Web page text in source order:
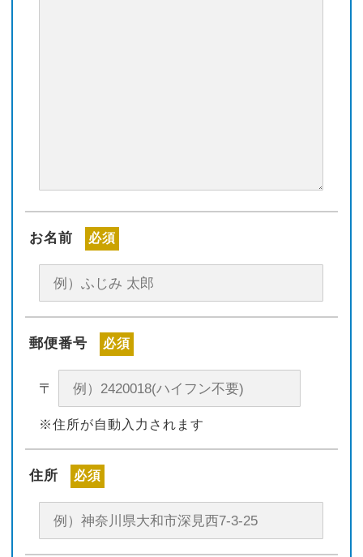
お名前 必須
郵便番号 必須
〒
※住所が自動入力されます
住所 必須